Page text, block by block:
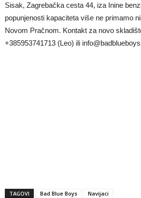
Sisak, Zagrebačka cesta 44, iza Inine
popunjenosti kapaciteta više ne primamo
Novom Pračnom. Kontakt za novo
+385953741713 (Leo) ili
TAGOVI Bad Blue Boys Navijaci